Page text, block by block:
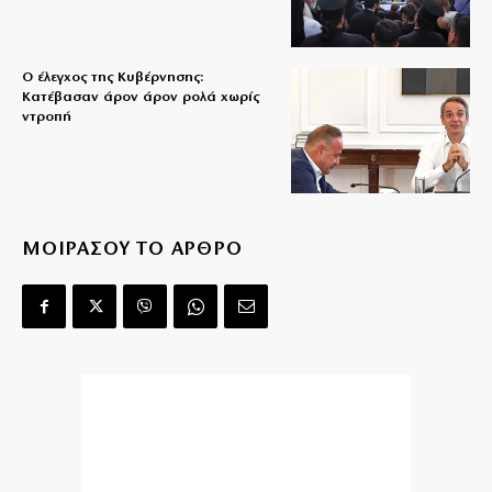
Ο έλεγχος της Κυβέρνησης:
Κατέβασαν άρον άρον ρολά χωρίς
ντροπή
ΜΟΙΡΑΣΟΥ ΤΟ ΑΡΘΡΟ